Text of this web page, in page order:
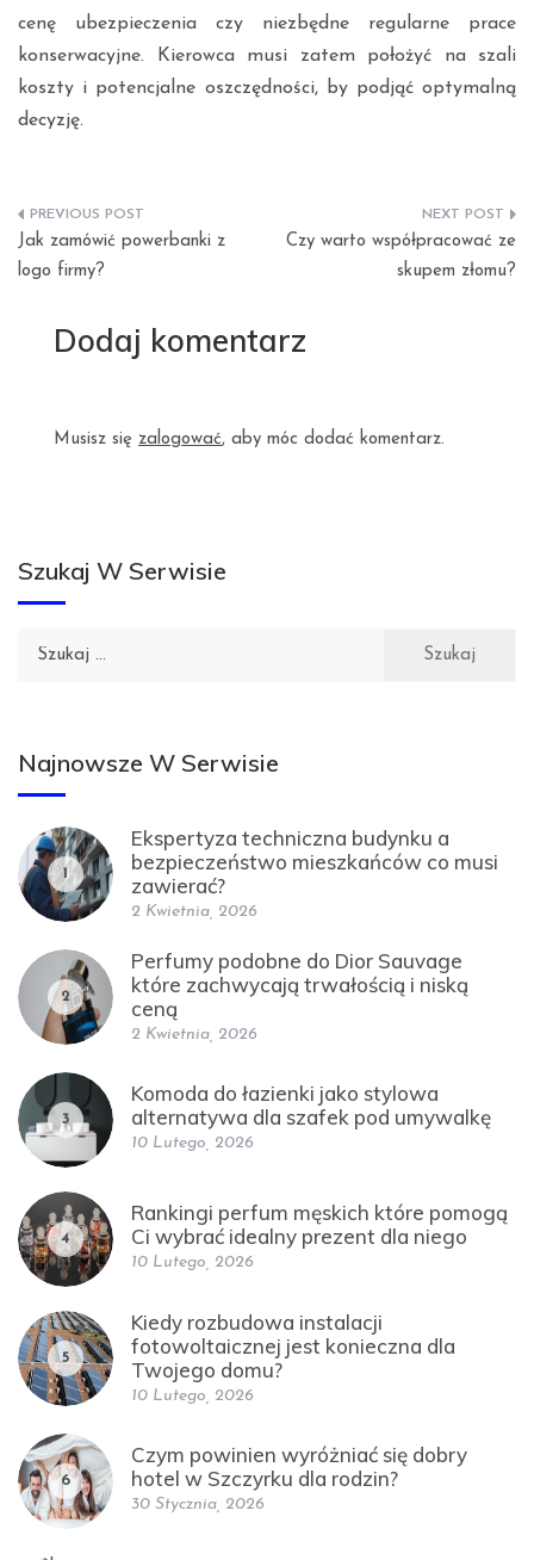
cenę ubezpieczenia czy niezbędne regularne prace
konserwacyjne. Kierowca musi zatem położyć na szali
koszty i potencjalne oszczędności, by podjąć optymalną
decyzję.
Nawigacja
wpisu
Jak zamówić powerbanki z
logo firmy?
Czy warto współpracować ze
skupem złomu?
Dodaj komentarz
Musisz się zalogować, aby móc dodać komentarz.
Szukaj W Serwisie
Szukaj:
Najnowsze W Serwisie
1
Ekspertyza techniczna budynku a
bezpieczeństwo mieszkańców co musi
zawierać?
2 Kwietnia, 2026
2
Perfumy podobne do Dior Sauvage
które zachwycają trwałością i niską
ceną
2 Kwietnia, 2026
3
Komoda do łazienki jako stylowa
alternatywa dla szafek pod umywalkę
10 Lutego, 2026
4
Rankingi perfum męskich które pomogą
Ci wybrać idealny prezent dla niego
10 Lutego, 2026
5
Kiedy rozbudowa instalacji
fotowoltaicznej jest konieczna dla
Twojego domu?
10 Lutego, 2026
6
Czym powinien wyróżniać się dobry
hotel w Szczyrku dla rodzin?
30 Stycznia, 2026